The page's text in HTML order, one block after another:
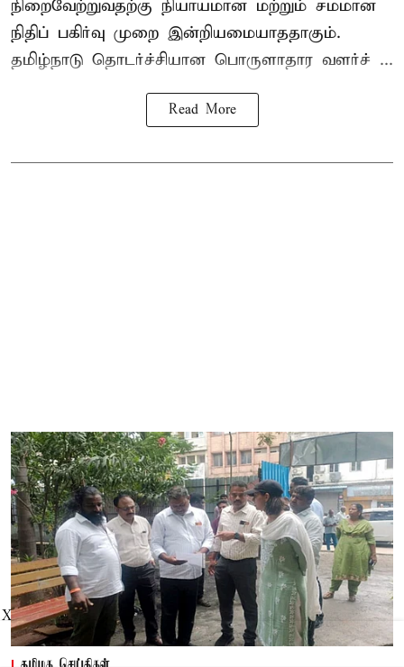
நிறைவேற்றுவதற்கு நியாயமான மற்றும் சமமான
நிதிப் பகிர்வு முறை இன்றியமையாததாகும்.
தமிழ்நாடு தொடர்ச்சியான பொருளாதார வளர்ச் ...
Read More
X